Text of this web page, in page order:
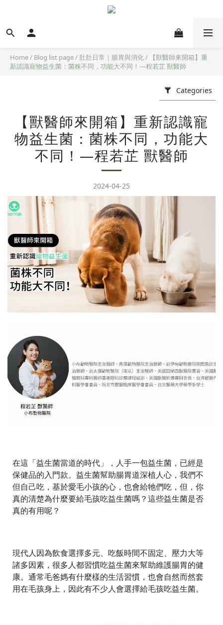
Home/ Blog list page/ 肚肚日常｜腸胃與消化/
【獸醫師來開箱】重
新認識寵物益生菌：菌株不同，功能大不同！—程若芷 獸醫師
Categories
【獸醫師來開箱】重新認識寵
物益生菌：菌株不同，功能大
不同！—程若芷 獸醫師
2024-04-25
在這「益生菌當道的時代」，人手一包益生菌，已經是
保健品的入門款。益生菌幫助腸胃道深植人心，我們不
但自己吃，基於愛毛小孩的心，也會給牠們吃，但，你
真的清楚為什麼要給毛孩吃益生菌嗎？這些益生菌是否
真的有用呢？
現代人因為飲食選擇多元、吃飯時間不固定、壓力大等
諸多因素，很多人都習慣吃益生菌來幫助維護腸胃的健
康。通常毛爸媽有什麼樣的生活習慣，也會自然而然套
用在毛孩身上，因此有不少人會選擇給毛孩吃益生菌。